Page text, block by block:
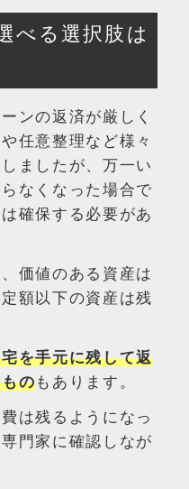
べる選択肢は
ンの返済が厳しく
任意整理など様々
ましたが、万一い
なくなった場合で
確保する必要があ
価値のある資産は
額以下の資産は残
を手元に残して返
のもあります。
は残るようになっ
門家に確認しなが